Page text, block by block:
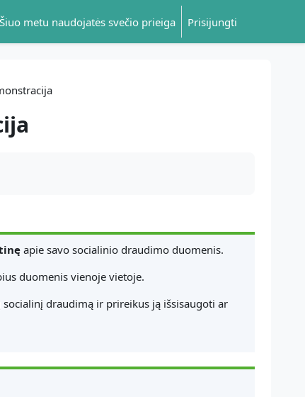
Šiuo metu naudojatės svečio prieiga Prisijungti
apie savo socialinio draudimo duomenis.
duomenis vienoje vietoje.
draudimą ir prireikus ją išsisaugoti ar